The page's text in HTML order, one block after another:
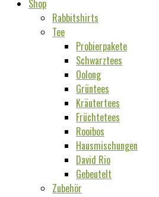
Shop
Rabbitshirts
Tee
Probierpakete
Schwarztees
Oolong
Grüntees
Kräutertees
Früchtetees
Rooibos
Hausmischungen
David Rio
Gebeutelt
Zubehör